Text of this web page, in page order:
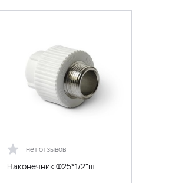
нет отзывов
Наконечник Ф25*1/2"ш